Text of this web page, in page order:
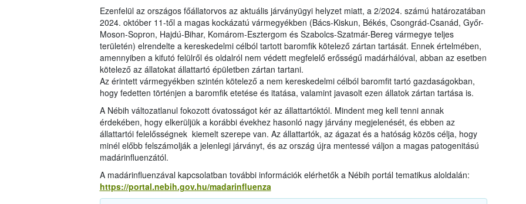
Ezenfelül az országos főállatorvos az aktuális járványügyi helyzet miatt, a 2/2024. számú határozatában
2024. október 11-től a magas kockázatú vármegyékben (Bács-Kiskun, Békés, Csongrád-Csanád, Győr-
Moson-Sopron, Hajdú-Bihar, Komárom-Esztergom és Szabolcs-Szatmár-Bereg vármegye teljes
területén) elrendelte a kereskedelmi célból tartott baromfik kötelező zártan tartását. Ennek értelmében,
amennyiben a kifutó felülről és oldalról nem védett megfelelő erősségű madárhálóval, abban az esetben
kötelező az állatokat állattartó épületben zártan tartani.
Az érintett vármegyékben szintén kötelező a nem kereskedelmi célból baromfit tartó gazdaságokban,
hogy fedetten történjen a baromfik etetése és itatása, valamint javasolt ezen állatok zártan tartása is.
A Nébih változatlanul fokozott óvatosságot kér az állattartóktól. Mindent meg kell tenni annak
érdekében, hogy elkerüljük a korábbi évekhez hasonló nagy járvány megjelenését, és ebben az
állattartói felelősségnek kiemelt szerepe van. Az állattartók, az ágazat és a hatóság közös célja, hogy
minél előbb felszámolják a jelenlegi járványt, és az ország újra mentessé váljon a magas patogenitású
madárinfluenzától.
A madárinfluenzával kapcsolatban további információk elérhetők a Nébih portál tematikus aloldalán:
https://portal.nebih.gov.hu/madarinfluenza